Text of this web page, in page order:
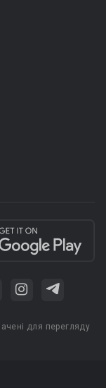
для перегляду